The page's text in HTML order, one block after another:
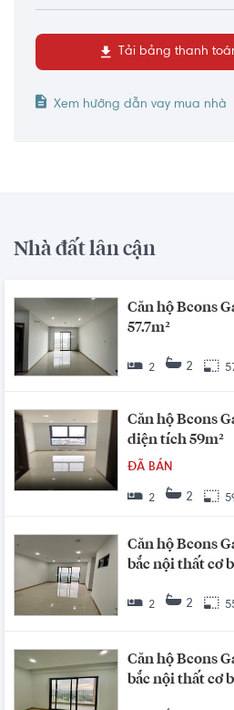
Tải bảng thanh
Xem hướng dẫn vay mua nhà
Nhà đất lân cận
Căn hộ Bcons
57.7m²
2 2
Căn hộ Bcons
diện tích 59m²
ĐÃ BÁN
2 2
Căn hộ Bcons
bắc nội thất cơ
2 2
Căn hộ Bcons
bắc nội thất cơ